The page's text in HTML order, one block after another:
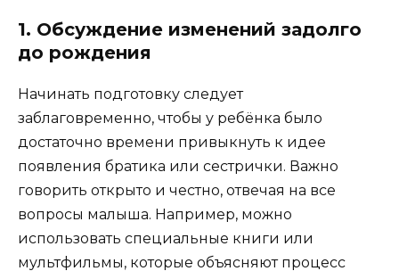
1. Обсуждение изменений задолго
до рождения
Начинать подготовку следует
заблаговременно, чтобы у ребёнка было
достаточно времени привыкнуть к идее
появления братика или сестрички. Важно
говорить открыто и честно, отвечая на все
вопросы малыша. Например, можно
использовать специальные книги или
мультфильмы, которые объясняют процесс